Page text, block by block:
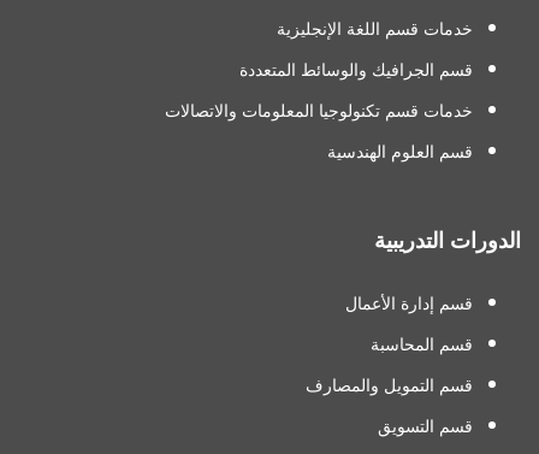
خدمات قسم اللغة الإنجليزية
قسم الجرافيك والوسائط المتعددة
خدمات قسم تكنولوجيا المعلومات والاتصالات
قسم العلوم الهندسية
الدورات التدريبية
قسم إدارة الأعمال
قسم المحاسبة
قسم التمويل والمصارف
قسم التسويق